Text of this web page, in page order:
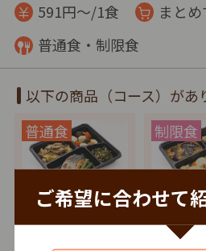
ご希望に合わせて
591円～/1食
まと
普通食・制限食
以下の商品（コース）があ
特典
健康バランス(7
特典
たんぱ